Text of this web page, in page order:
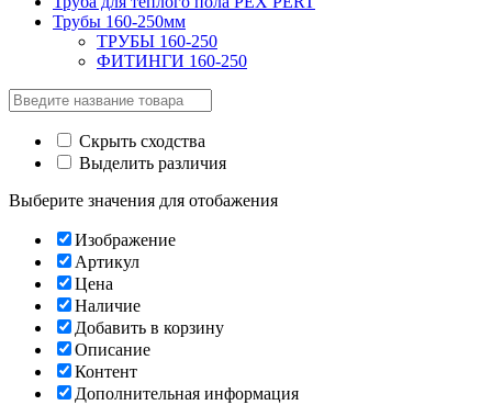
Трубы 160-250мм
ТРУБЫ 160-250
ФИТИНГИ 160-250
Скрыть сходства
Выделить различия
Выберите значения для отобажения
Изображение
Артикул
Цена
Наличие
Добавить в корзину
Описание
Контент
Дополнительная информация